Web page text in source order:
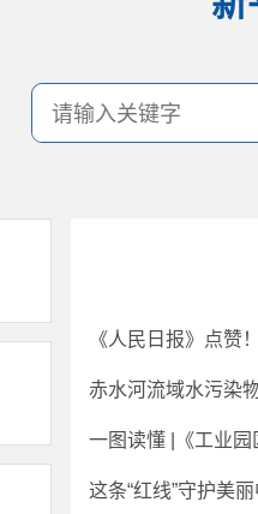
《人民日报》点赞
赤水河流域水污染
这条“红线”守护美